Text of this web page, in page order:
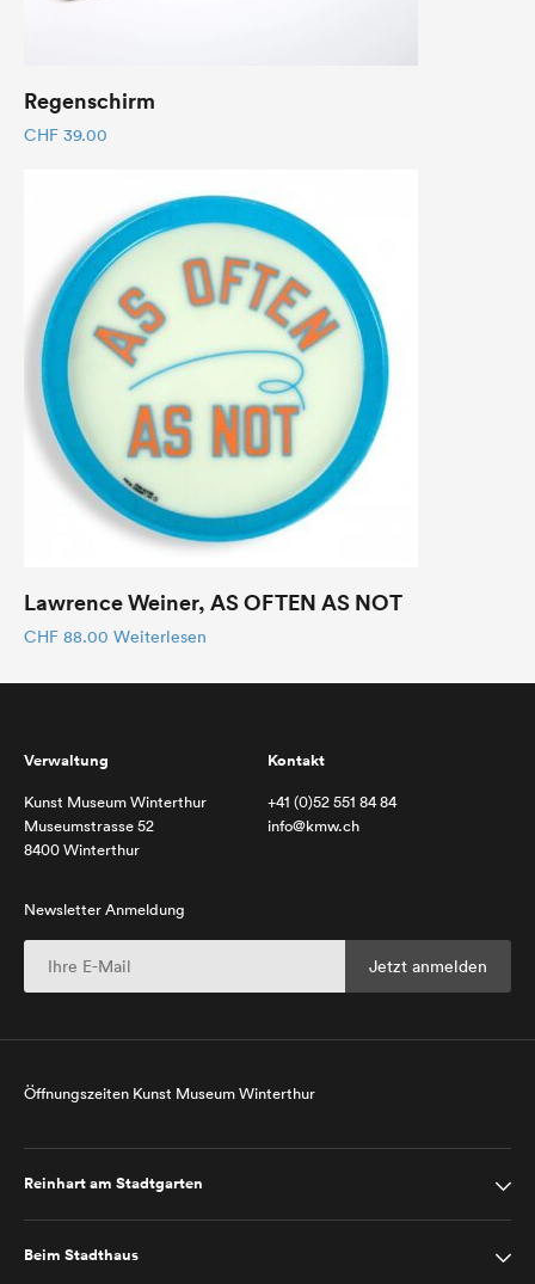
Regenschirm
CHF 39.00
Lawrence Weiner, AS OFTEN AS NOT
CHF 88.00 Weiterlesen
Verwaltung
Kunst Museum Winterthur
Museumstrasse 52
8400 Winterthur
Kontakt
+41 (0)52 551 84 84
info@kmw.ch
Newsletter Anmeldung
Öffnungszeiten Kunst Museum Winterthur
Reinhart am Stadtgarten
Beim Stadthaus